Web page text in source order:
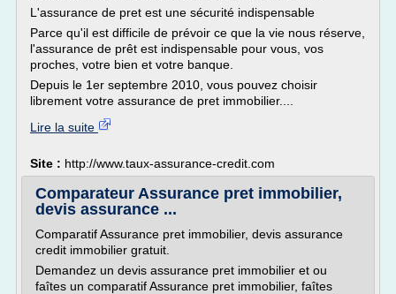
L'assurance de pret est une sécurité indispensable
Parce qu'il est difficile de prévoir ce que la vie nous réserve,
l'assurance de prêt est indispensable pour vous, vos
proches, votre bien et votre banque.
Depuis le 1er septembre 2010, vous pouvez choisir
librement votre assurance de pret immobilier....
Lire la suite
Site : http://www.taux-assurance-credit.com
Comparateur Assurance pret immobilier,
devis assurance ...
Comparatif Assurance pret immobilier, devis assurance
credit immobilier gratuit.
Demandez un devis assurance pret immobilier et ou
faîtes un comparatif Assurance pret immobilier, faîtes